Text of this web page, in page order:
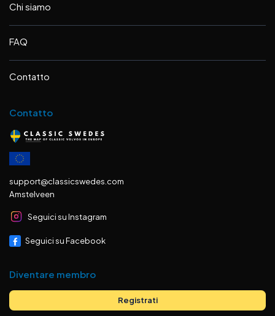
Chi siamo
FAQ
Contatto
Contatto
support@classicswedes.com
Amstelveen
Seguici su Instagram
Seguici su Facebook
Diventare membro
Registrati